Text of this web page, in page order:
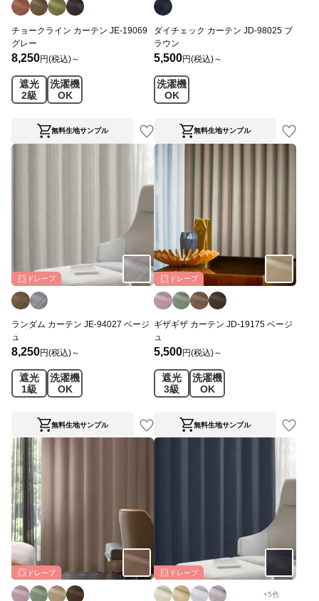
チョークライン カーテン JE-19069
グレー
8,250円(税込)～
遮光
2級
洗濯機
OK
無料生地サンプル
ダイチェック カーテン JD-98025 ブ
ラウン
5,500円(税込)～
洗濯機
OK
無料生地サンプル
ドレープ
ランダム カーテン JE-94027 ベージ
ュ
8,250円(税込)～
遮光
1級
洗濯機
OK
無料生地サンプル
ドレープ
ギザギザ カーテン JD-19175 ベージ
ュ
5,500円(税込)～
遮光
3級
洗濯機
OK
無料生地サンプル
ドレープ ドレープ
+5色